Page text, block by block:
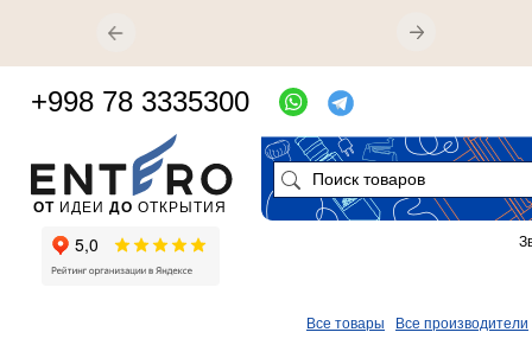
Все товары Все производители
ОТ ИДЕИ ДО ОТКРЫТИЯ
+998 78 3335300